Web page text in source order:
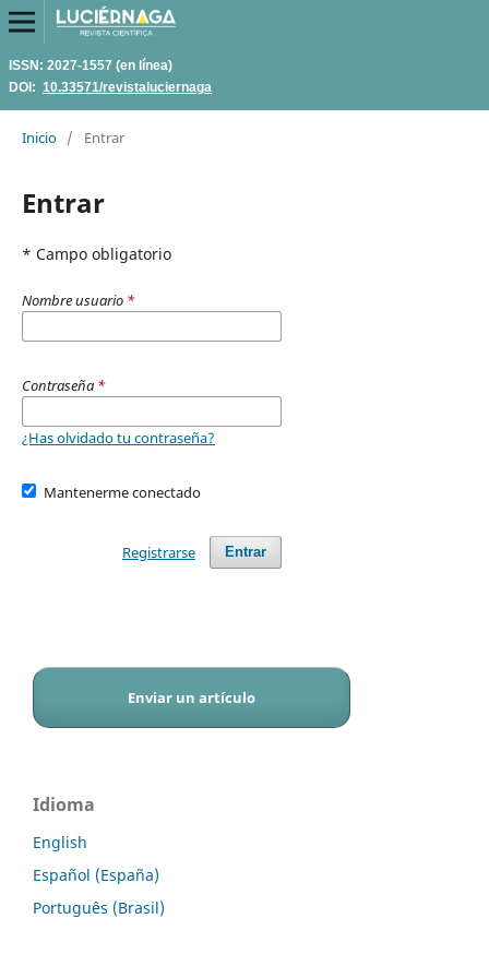
ISSN: 2027-1557 (en línea)
DOI: 10.33571/revistaluciernaga
Inicio / Entrar
Entrar
* Campo obligatorio
Nombre usuario *
Contraseña *
¿Has olvidado tu contraseña?
Mantenerme conectado
Entrar
Registrarse
Enviar un artículo
Idioma
English
Español (España)
Português (Brasil)